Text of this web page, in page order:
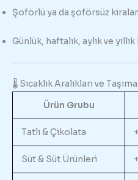
Şoförlü ya da şoförsüz
Günlük, haftalık, aylık ve
🌡️ Sıcaklık Aralıkları ve
Ürün Grubu
Tatlı & Çikolata
Süt & Süt Ürünleri